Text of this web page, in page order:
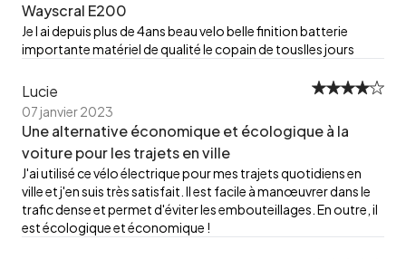
Wayscral E200
Je l ai depuis plus de 4ans beau velo belle finition batterie
importante matériel de qualité le copain de touslles jours
Lucie
07 janvier 2023
Une alternative économique et écologique à la
voiture pour les trajets en ville
J'ai utilisé ce vélo électrique pour mes trajets quotidiens en
ville et j'en suis très satisfait. Il est facile à manœuvrer dans le
trafic dense et permet d'éviter les embouteillages. En outre, il
est écologique et économique !